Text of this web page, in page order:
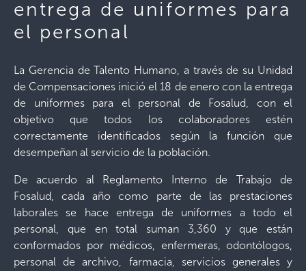
entrega de uniformes para
el personal
La Gerencia de Talento Humano, a través de su Unidad
de Compensaciones inició el 18 de enero con la entrega
de uniformes para el personal de Fosalud, con el
objetivo que todos los colaboradores estén
correctamente identificados según la función que
desempeñan al servicio de la población.
De acuerdo al Reglamento Interno de Trabajo de
Fosalud, cada año como parte de las prestaciones
laborales se hace entrega de uniformes a todo el
personal, que en total suman 3,360 y que están
conformados por médicos, enfermeras, odontólogos,
personal de archivo, farmacia, servicios generales y